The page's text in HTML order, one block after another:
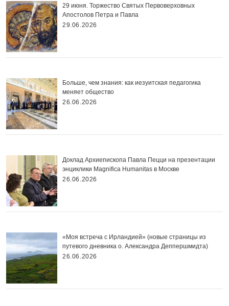
29 июня. Торжество Святых Первоверховных
Апостолов Петра и Павла
29.06.2026
Больше, чем знания: как иезуитская педагогика
меняет общество
26.06.2026
Доклад Архиепископа Павла Пецци на презентации
энциклики Magnifica Нumanitas в Москве
26.06.2026
«Моя встреча с Ирландией» (новые страницы из
путевого дневника о. Александра Деппершмидта)
26.06.2026